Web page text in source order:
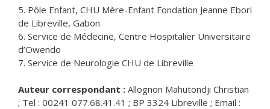
5. Pôle Enfant, CHU Mère-Enfant Fondation Jeanne Ebori
de Libreville, Gabon
6. Service de Médecine, Centre Hospitalier Universitaire
d’Owendo
7. Service de Neurologie CHU de Libreville
Auteur correspondant : Allognon Mahutondji Christian
; Tel : 00241 077.68.41.41 ; BP 3324 Libreville ; Email :